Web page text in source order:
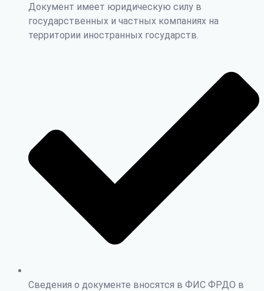
Документ имеет юридическую силу в
государственных и частных компаниях на
территории иностранных государств.
Сведения о документе вносятся в ФИС ФРДО в